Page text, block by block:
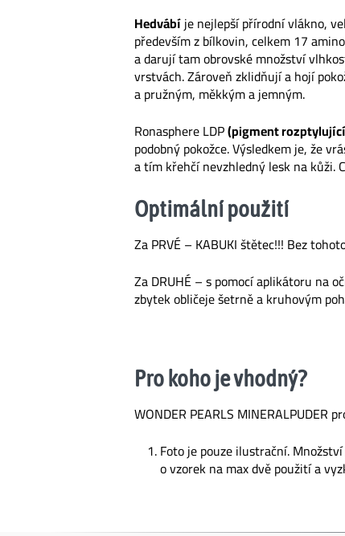
Hedvábíje nejlepší přírodní vlákno,
především z bílkovin, celkem 17
a darují tam obrovské množství
vrstvách. Zároveň zklidňují a hojí
a pružným, měkkým a jemným.
Ronasphere LDP(pigment
podobný pokožce. Výsledkem je, že
a tím křehčí nevzhledný lesk na kůži.
Optimální použití
Za PRVÉ – KABUKI štětec!!! Bez
Za DRUHÉ – s pomocí aplikátoru na
zbytek obličeje šetrně a kruhovým
Pro koho je vhodný?
WONDER PEARLS MINERALPUDER
Foto je pouze ilustrační.
o vzorek na max dvě použití a